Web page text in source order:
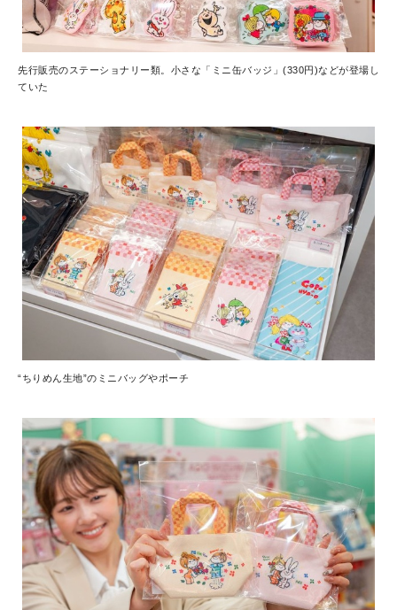
先行販売のステーショナリー類。小さな「ミニ缶バッジ」(330円)などが登場し
ていた
“ちりめん生地”のミニバッグやポーチ